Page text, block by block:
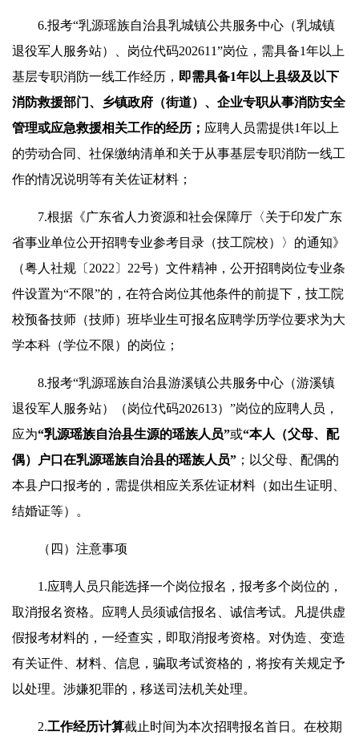
6.报考“乳源瑶族自治县乳城镇公共服务中心（乳城镇
退役军人服务站）、岗位代码202611”岗位，需具备1年以上
基层专职消防一线工作经历， 即需具备1年以上县级及以下
消防救援部门、乡镇政府（街道）、企业专职从事消防安全
管理或应急救援相关工作的经历； 应聘人员需提供1年以上
的劳动合同、社保缴纳清单和关于从事基层专职消防一线工
作的情况说明等有关佐证材料；
7.根据《广东省人力资源和社会保障厅〈关于印发广东
省事业单位公开招聘专业参考目录（技工院校）〉的通知》
（粤人社规〔2022〕22号）文件精神，公开招聘岗位专业条
件设置为“不限”的，在符合岗位其他条件的前提下，技工院
校预备技师（技师）班毕业生可报名应聘学历学位要求为大
学本科（学位不限）的岗位；
8.报考“乳源瑶族自治县游溪镇公共服务中心（游溪镇
退役军人服务站）（岗位代码202613）”岗位的应聘人员，
应为“乳源瑶族自治县生源的瑶族人员”或“本人 （父母、配
偶） 户口在乳源瑶族自治县的瑶族人员” ；以父母、配偶的
本县户口报考的，需提供相应关系佐证材料（如出生证明、
结婚证等）。
（四）注意事项
1.应聘人员只能选择一个岗位报名，报考多个岗位的，
取消报名资格。应聘人员须诚信报名、诚信考试。凡提供虚
假报考材料的，一经查实，即取消报考资格。对伪造、变造
有关证件、材料、信息，骗取考试资格的，将按有关规定予
以处理。涉嫌犯罪的，移送司法机关处理。
2.工作经历计算截止时间为本次招聘报名首日。在校期